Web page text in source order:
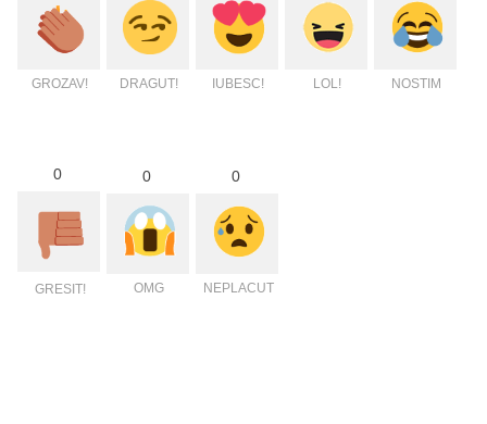
GROZAV! DRAGUT! IUBESC! LOL! NOSTIM
0
GRESIT!
0
OMG
0
NEPLACUT